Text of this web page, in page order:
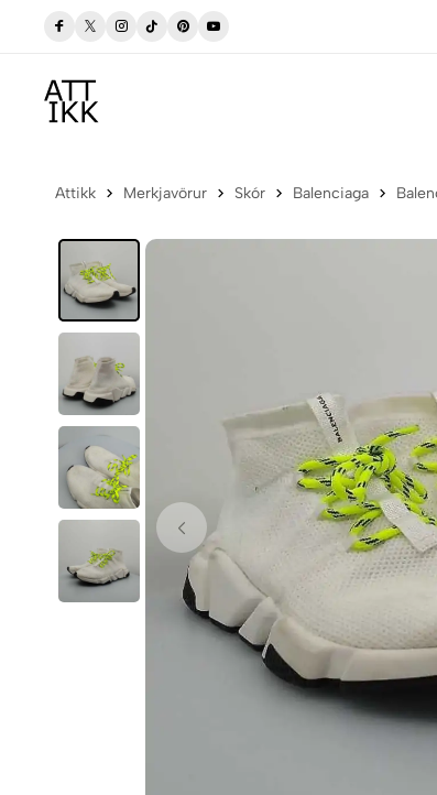
Allar vörur eru vottaðar Ekta af
Attikk Merkjavörur Skór Balenciaga